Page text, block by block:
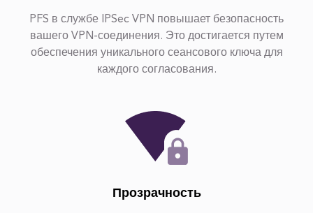
PFS в службе IPSec VPN повышает безопасность
вашего VPN-соединения. Это достигается путем
обеспечения уникального сеансового ключа для
каждого согласования.
Прозрачность